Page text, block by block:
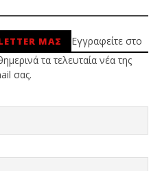
ΜΑΣ
Εγγραφείτε στο
τα τελευταία νέα της
σας.